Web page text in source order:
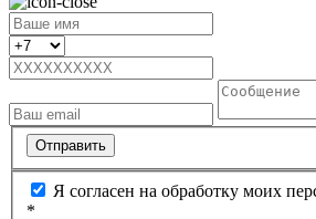
Отправить
Я согласен на обработку моих
*